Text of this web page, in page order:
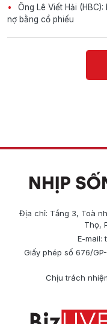
Ông Lê Viết Hải
nợ bằng cổ phiếu
Địa chỉ: Tầng 3, Toà
Thọ,
E-mail:
Giấy phép số 676/
Chịu trách